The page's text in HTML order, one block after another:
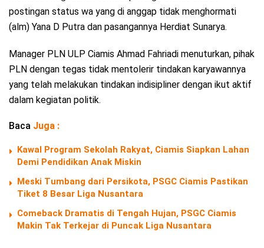
postingan status wa yang di anggap tidak menghormati
(alm) Yana D Putra dan pasangannya Herdiat Sunarya.
Manager PLN ULP Ciamis Ahmad Fahriadi menuturkan, pihak
PLN dengan tegas tidak mentolerir tindakan karyawannya
yang telah melakukan tindakan indisipliner dengan ikut aktif
dalam kegiatan politik.
Baca Juga :
Kawal Program Sekolah Rakyat, Ciamis Siapkan Lahan
Demi Pendidikan Anak Miskin
Meski Tumbang dari Persikota, PSGC Ciamis Pastikan
Tiket 8 Besar Liga Nusantara
Comeback Dramatis di Tengah Hujan, PSGC Ciamis
Makin Tak Terkejar di Puncak Liga Nusantara